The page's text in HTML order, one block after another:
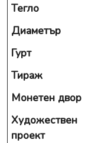
Тегло
Диаметър
Гурт
Тираж
Монетен двор
Художествен
проект